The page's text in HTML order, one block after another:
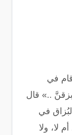
في
..» قال
في
لا، ولا